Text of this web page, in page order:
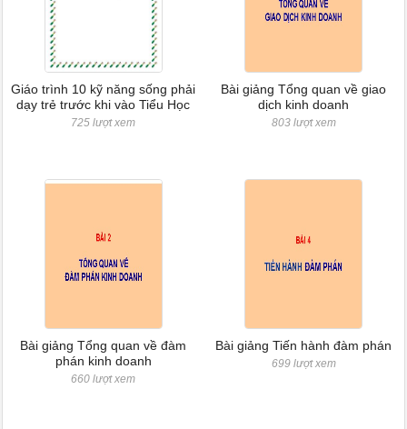
Giáo trình 10 kỹ năng sống phải
dạy trẻ trước khi vào Tiểu Học
725 lượt xem
Bài giảng Tổng quan về giao
dịch kinh doanh
803 lượt xem
Bài giảng Tổng quan về đàm
phán kinh doanh
660 lượt xem
Bài giảng Tiến hành đàm phán
699 lượt xem